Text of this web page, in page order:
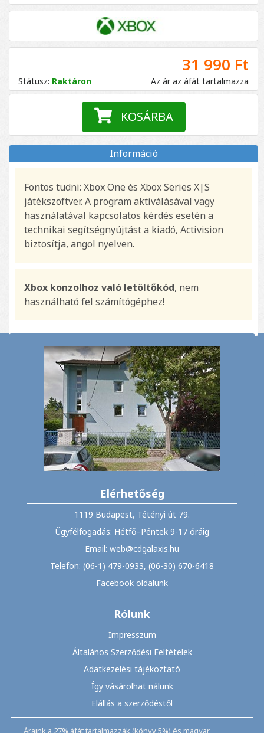
Státusz: Raktáron
31 990 Ft
Az ár az áfát tartalmazza
KOSÁRBA
Információ
Fontos tudni: Xbox One és Xbox Series X|S
játékszoftver. A program aktiválásával vagy
használatával kapcsolatos kérdés esetén a
technikai segítségnyújtást a kiadó, Activision
biztosítja, angol nyelven.
Xbox konzolhoz való letöltőkód, nem
használható fel számítógéphez!
Elérhetőség
1119 Budapest, Tétényi út 79.
Ügyfélfogadás: Hétfő–Péntek 9-17 óráig
Email: web@cdgalaxis.hu
Telefon: (06-1) 479-0933, (06-30) 670-6418
Facebook oldalunk
Rólunk
Impresszum
Általános Szerződési Feltételek
Adatkezelési tájékoztató
Így vásárolhat nálunk
Elállás a szerződéstől
Áraink a 27% áfát tartalmazzák (könyv 5%) és magyar